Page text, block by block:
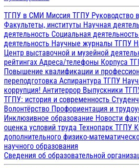
ТГПУ в СМИ Миссия ТГПУ Руководство
Факультеты, институты Научная
деятельность Социальная деятельность
деятельность Научные журналы ТГПУ
Центр выставочной и музейной
рейтингах Адреса/телефоны Корпуса
Повышение квалификации и
переподготовка Аспирантура ТГПУ
коррупция! Антитеррор Выпускники
ТГПУ: история и современность
Волонтёрство Профориентация и
Инклюзивное образование Новости
оценка условий труда Технопарк ТГПУ
дополнительного физико-
научного образования
Сведения об образовательной